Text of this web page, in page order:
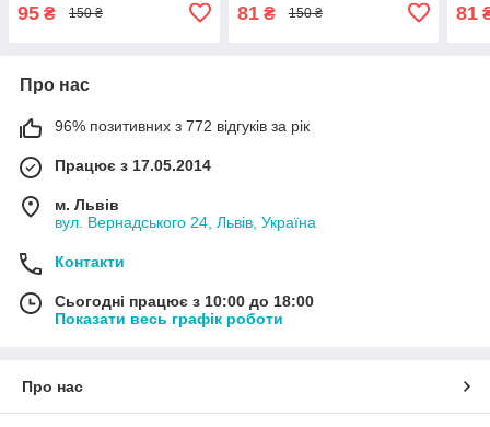
95 ₴ 150 ₴ 81₴ 150 ₴ 81
Про нас
96% позитивних з 772 відгуків за рік
Працює з 17.05.2014
м. Львів
вул. Вернадського 24, Львів, Україна
Контакти
Сьогодні працює з 10:00 до 18:00
Показати весь графік роботи
Про нас